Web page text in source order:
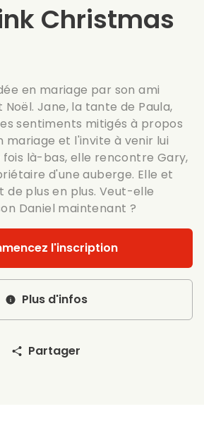
Christmas
en mariage par son ami
Jane, la tante de Paula,
sentiments mitigés à propos
mariage et l'invite à venir lui
fois là-bas, elle rencontre Gary,
d'une auberge. Elle et
de plus en plus. Veut-elle
Daniel maintenant ?
l'inscription
Plus d'infos
Partager